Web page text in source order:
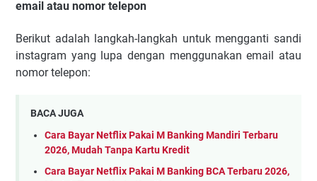
email atau nomor telepon
Berikut adalah langkah-langkah untuk mengganti sandi
instagram yang lupa dengan menggunakan email atau
nomor telepon:
BACA JUGA
Cara Bayar Netflix Pakai M Banking Mandiri Terbaru
2026, Mudah Tanpa Kartu Kredit
Cara Bayar Netflix Pakai M Banking BCA Terbaru 2026,